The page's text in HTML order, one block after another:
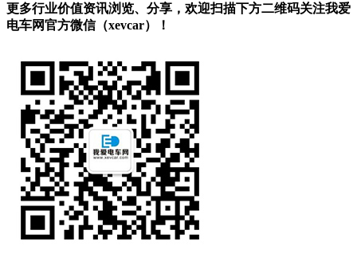
更多行业价值资讯浏览、分享，欢迎扫描下方二维码关注我爱
电车网官方微信（xevcar）！